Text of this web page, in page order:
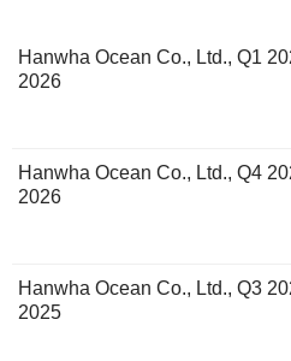
Hanwha Ocean Co., Ltd., Q1
2026
Hanwha Ocean Co., Ltd., Q4
2026
Hanwha Ocean Co., Ltd., Q3
2025